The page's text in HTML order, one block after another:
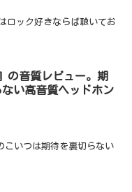
ロック好きならば聴いてお
』の音質レビュー。期
い高音質ヘッドホン
こいつは期待を裏切らない